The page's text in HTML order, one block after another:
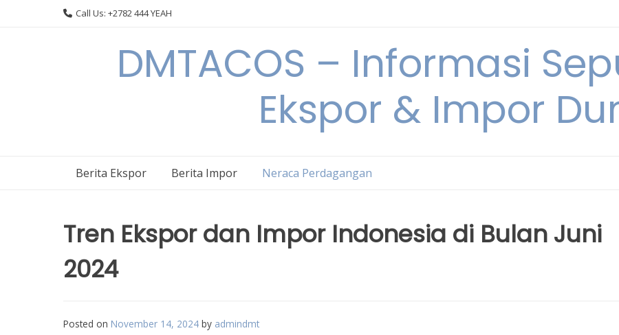
Call Us: +2782 444 YEAH
DMTACOS – Informasi
Ekspor & Impor
Berita Ekspor Berita Impor Neraca Perdagangan
Tren Ekspor dan Impor Indonesia di Bulan Juni
2024
Posted on November 14, 2024 by admindmt